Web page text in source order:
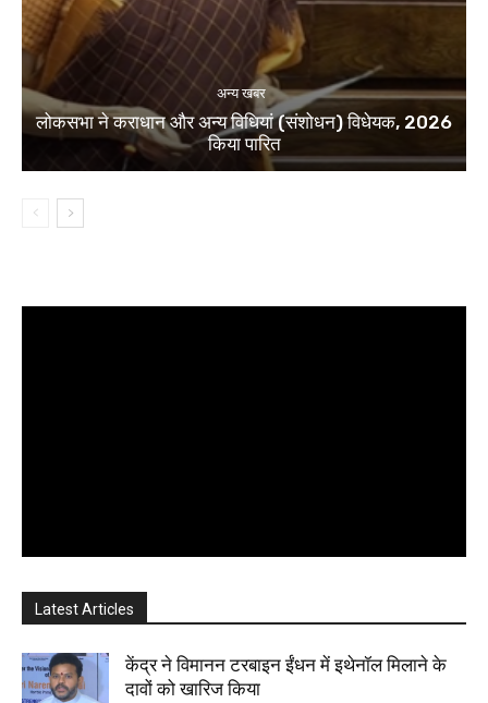
अन्य खबर
लोकसभा ने कराधान और अन्य विधियां (संशोधन) विधेयक, 2026
किया पारित
Latest Articles
केंद्र ने विमानन टरबाइन ईंधन में इथेनॉल मिलाने के
दावों को खारिज किया